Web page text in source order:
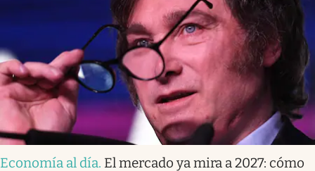
Economía al día. El mercado ya mira a 2027: cómo